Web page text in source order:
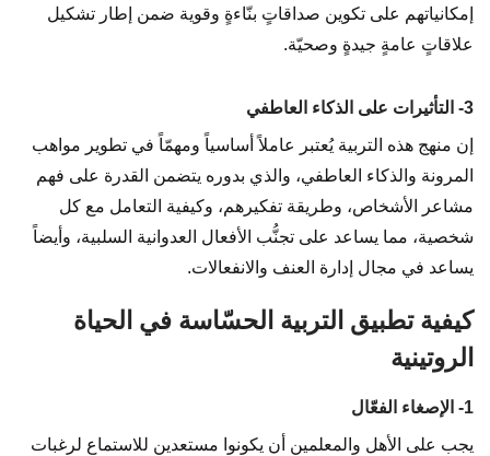
إمكانياتهم على تكوين صداقاتٍ بنّاءةٍ وقوية ضمن إطار تشكيل
علاقاتٍ عامةٍ جيدةٍ وصحيّة.
3- التأثيرات على الذكاء العاطفي
إن منهج هذه التربية يُعتبر عاملاً أساسياً ومهمّاً في تطوير مواهب
المرونة والذكاء العاطفي، والذي بدوره يتضمن القدرة على فهم
مشاعر الأشخاص، وطريقة تفكيرهم، وكيفية التعامل مع كل
شخصية، مما يساعد على تجنُّب الأفعال العدوانية السلبية، وأيضاً
يساعد في مجال إدارة العنف والانفعالات.
كيفية تطبيق التربية الحسّاسة في الحياة
الروتينية
1- الإصغاء الفعّال
يجب على الأهل والمعلمين أن يكونوا مستعدين للاستماع لرغبات